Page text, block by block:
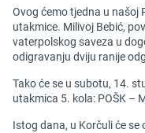
Ovog ćemo tjedna u našoj
utakmice. Milivoj Bebić,
vaterpolskog saveza u
odigravanju dviju ranije
Tako će se u subotu, 14.
utakmica 5. kola: POŠK –
Istog dana, u Korčuli će